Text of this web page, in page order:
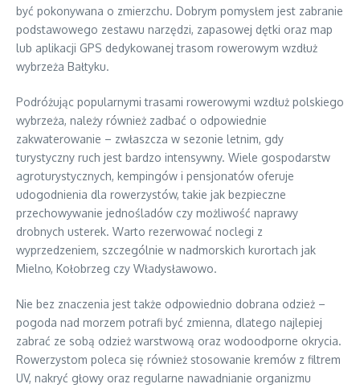
być pokonywana o zmierzchu. Dobrym pomysłem jest zabranie
podstawowego zestawu narzędzi, zapasowej dętki oraz map
lub aplikacji GPS dedykowanej trasom rowerowym wzdłuż
wybrzeża Bałtyku.
Podróżując popularnymi trasami rowerowymi wzdłuż polskiego
wybrzeża, należy również zadbać o odpowiednie
zakwaterowanie – zwłaszcza w sezonie letnim, gdy
turystyczny ruch jest bardzo intensywny. Wiele gospodarstw
agroturystycznych, kempingów i pensjonatów oferuje
udogodnienia dla rowerzystów, takie jak bezpieczne
przechowywanie jednośladów czy możliwość naprawy
drobnych usterek. Warto rezerwować noclegi z
wyprzedzeniem, szczególnie w nadmorskich kurortach jak
Mielno, Kołobrzeg czy Władysławowo.
Nie bez znaczenia jest także odpowiednio dobrana odzież –
pogoda nad morzem potrafi być zmienna, dlatego najlepiej
zabrać ze sobą odzież warstwową oraz wodoodporne okrycia.
Rowerzystom poleca się również stosowanie kremów z filtrem
UV, nakryć głowy oraz regularne nawadnianie organizmu